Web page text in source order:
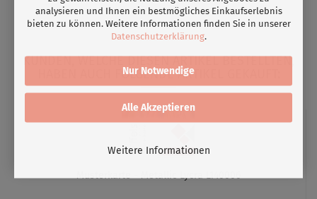
analysieren und Ihnen ein bestmögliches Einkaufserlebnis
bieten zu können. Weitere Informationen finden Sie in unserer
Datenschutzerklärung.
Alle Akzeptieren
Nur Notwendige
Weitere Informationen
KUNDEN, WELCHE DIESEN ARTIKEL BESTELLTEN,
HABEN AUCH FOLGENDE ARTIKEL GEKAUFT:
Musterkarte - Metallic Lycra L140006